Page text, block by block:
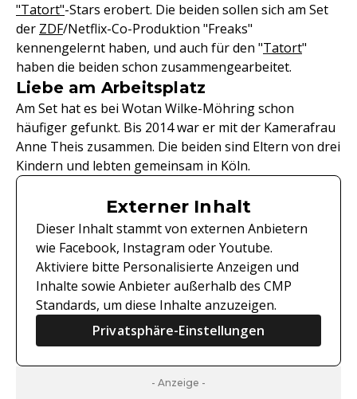
"Tatort"-Stars erobert. Die beiden sollen sich am Set
der ZDF/Netflix-Co-Produktion "Freaks"
kennengelernt haben, und auch für den "Tatort"
haben die beiden schon zusammengearbeitet.
Liebe am Arbeitsplatz
Am Set hat es bei Wotan Wilke-Möhring schon
häufiger gefunkt. Bis 2014 war er mit der Kamerafrau
Anne Theis zusammen. Die beiden sind Eltern von drei
Kindern und lebten gemeinsam in Köln.
Externer Inhalt
Dieser Inhalt stammt von externen Anbietern
wie Facebook, Instagram oder Youtube.
Aktiviere bitte Personalisierte Anzeigen und
Inhalte sowie Anbieter außerhalb des CMP
Standards, um diese Inhalte anzuzeigen.
Privatsphäre-Einstellungen
- Anzeige -